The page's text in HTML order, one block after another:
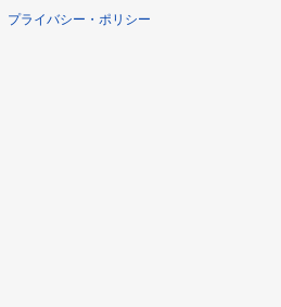
プライバシー・ポリシー